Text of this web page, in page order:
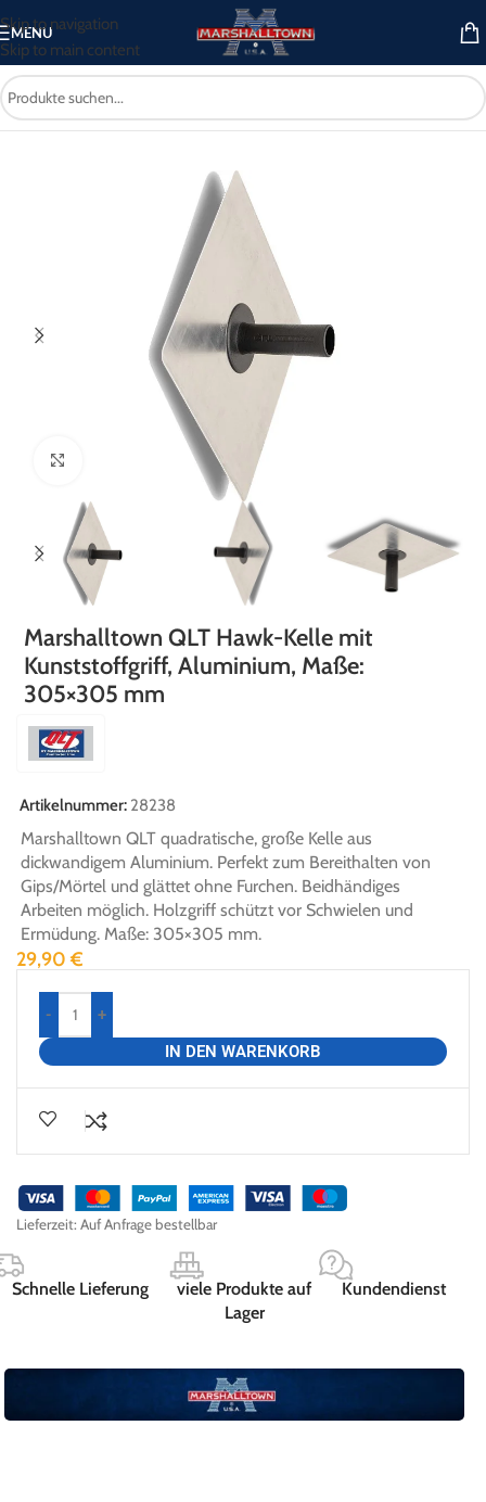
Skip to navigation
Skip to main content
MENU
Verputz-/Malerei- und Wandwerkzeuge Hawk-Kellen
Marshalltown QLT Hawk-Kelle mit
Kunststoffgriff, Aluminium, Maße:
305×305 mm
Artikelnummer: 28238
Marshalltown QLT quadratische, große Kelle aus
dickwandigem Aluminium. Perfekt zum Bereithalten von
Gips/Mörtel und glättet ohne Furchen. Beidhändiges
Arbeiten möglich. Holzgriff schützt vor Schwielen und
Ermüdung. Maße: 305×305 mm.
29,90€
-
+
IN DEN WARENKORB
Lieferzeit: Auf Anfrage bestellbar
Schnelle Lieferung
viele Produkte auf
Lager
Kundendienst